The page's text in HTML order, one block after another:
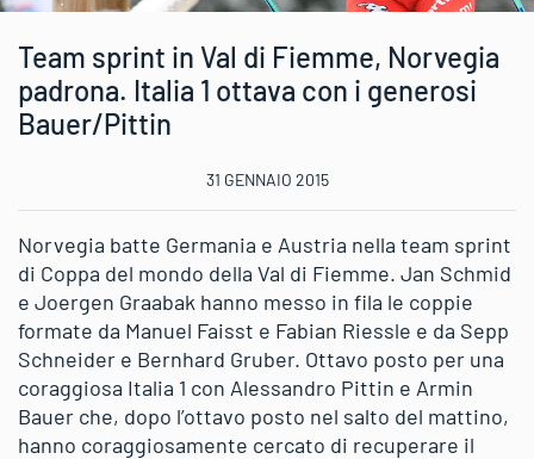
Team sprint in Val di Fiemme, Norvegia
padrona. Italia 1 ottava con i generosi
Bauer/Pittin
31 GENNAIO 2015
Norvegia batte Germania e Austria nella team sprint
di Coppa del mondo della Val di Fiemme. Jan Schmid
e Joergen Graabak hanno messo in fila le coppie
formate da Manuel Faisst e Fabian Riessle e da Sepp
Schneider e Bernhard Gruber. Ottavo posto per una
coraggiosa Italia 1 con Alessandro Pittin e Armin
Bauer che, dopo l’ottavo posto nel salto del mattino,
hanno coraggiosamente cercato di recuperare il